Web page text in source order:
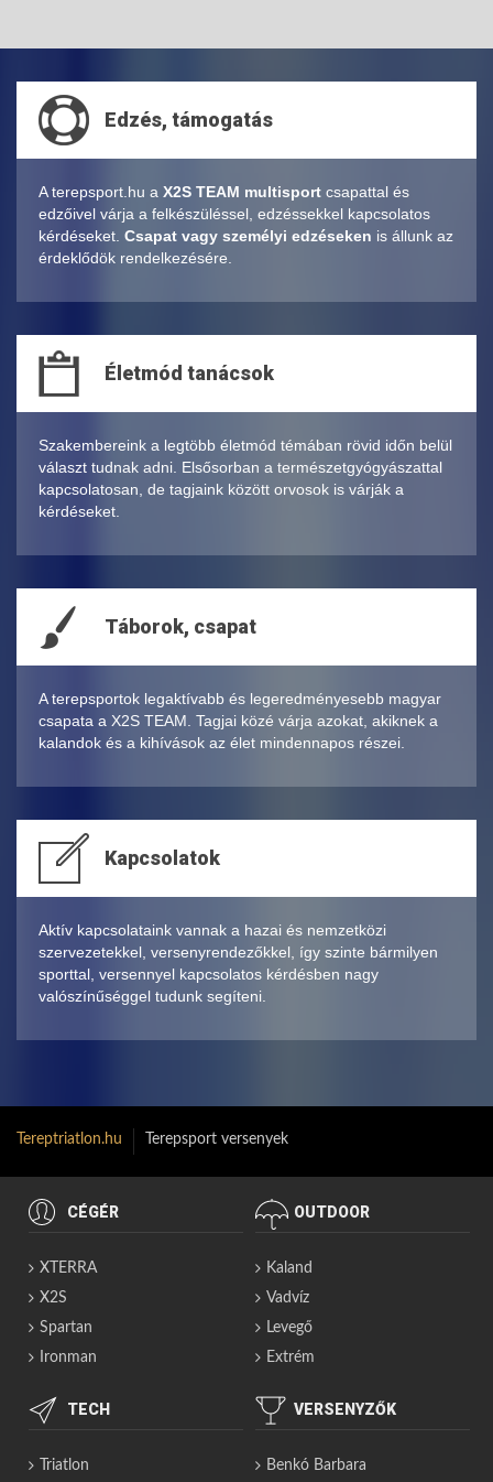
Edzés, támogatás
A terepsport.hu a X2S TEAM multisport csapattal és
edzőivel várja a felkészüléssel, edzéssekkel kapcsolatos
kérdéseket. Csapat vagy személyi edzéseken is állunk az
érdeklődök rendelkezésére.
Életmód tanácsok
Szakembereink a legtöbb életmód témában rövid időn belül
választ tudnak adni. Elsősorban a természetgyógyászattal
kapcsolatosan, de tagjaink között orvosok is várják a
kérdéseket.
Táborok, csapat
A terepsportok legaktívabb és legeredményesebb magyar
csapata a X2S TEAM. Tagjai közé várja azokat, akiknek a
kalandok és a kihívások az élet mindennapos részei.
Kapcsolatok
Aktív kapcsolataink vannak a hazai és nemzetközi
szervezetekkel, versenyrendezőkkel, így szinte bármilyen
sporttal, versennyel kapcsolatos kérdésben nagy
valószínűséggel tudunk segíteni.
Tereptriatlon.hu Terepsport versenyek
CÉGÉR
XTERRA
X2S
Spartan
Ironman
OUTDOOR
Kaland
Vadvíz
Levegő
Extrém
TECH
Triatlon
VERSENYZŐK
Benkó Barbara